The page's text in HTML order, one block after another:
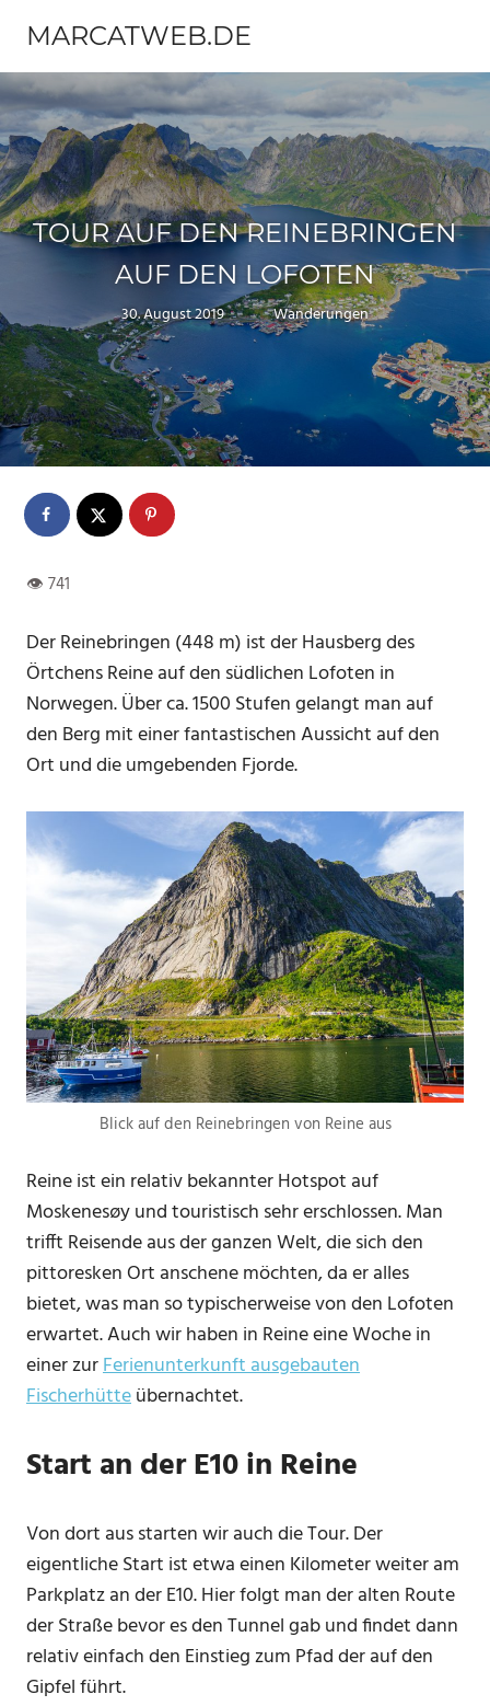
Inhalt
springen
MARCATWEB.DE
Fotografie
&
Reise
TOUR AUF DEN REINEBRINGEN
AUF DEN LOFOTEN
30. August 2019 Marc
Wanderungen
Der Reinebringen (448 m) ist der Hausberg des
Örtchens Reine auf den südlichen Lofoten in
Norwegen. Über ca. 1500 Stufen gelangt man auf
den Berg mit einer fantastischen Aussicht auf den
Ort und die umgebenden Fjorde.
Blick auf den Reinebringen von Reine aus
Reine ist ein relativ bekannter Hotspot auf
Moskenesøy und touristisch sehr erschlossen. Man
trifft Reisende aus der ganzen Welt, die sich den
pittoresken Ort anschene möchten, da er alles
bietet, was man so typischerweise von den Lofoten
erwartet. Auch wir haben in Reine eine Woche in
einer zurFerienunterkunft ausgebauten
Fischerhütteübernachtet.
Start an der E10 in Reine
Von dort aus starten wir auch die Tour. Der
eigentliche Start ist etwa einen Kilometer weiter am
Parkplatz an der E10. Hier folgt man der alten Route
der Straße bevor es den Tunnel gab und findet dann
relativ einfach den Einstieg zum Pfad der auf den
Gipfel führt.